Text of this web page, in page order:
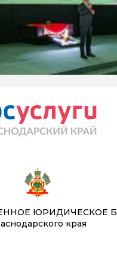
ЮРИДИЧЕСКОЕ
края